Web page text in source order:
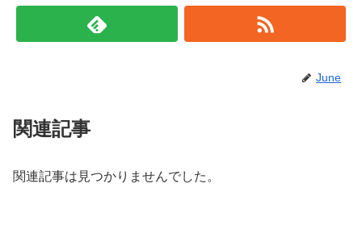
June
関連記事
関連記事は見つかりませんでした。